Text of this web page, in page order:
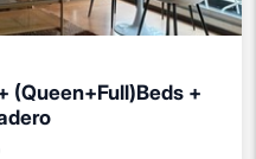
(Queen+Full)Beds +